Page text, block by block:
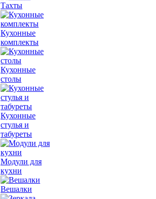
Тахты
Кухонные
комплекты
Кухонные
столы
Кухонные
стулья и
табуреты
Модули для
кухни
Вешалки